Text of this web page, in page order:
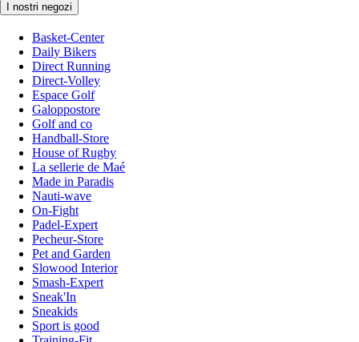
I nostri negozi
Basket-Center
Daily Bikers
Direct Running
Direct-Volley
Espace Golf
Galoppostore
Golf and co
Handball-Store
House of Rugby
La sellerie de Maé
Made in Paradis
Nauti-wave
On-Fight
Padel-Expert
Pecheur-Store
Pet and Garden
Slowood Interior
Smash-Expert
Sneak'In
Sneakids
Sport is good